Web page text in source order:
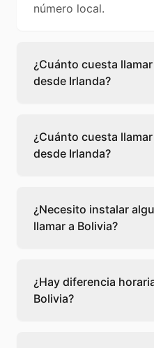
número local.
¿Cuánto cuesta
desde Irlanda?
cuesta 0,54 €/min
el precio exacto
sepas qué vas a gastar.
¿Cuánto cuesta
desde Irlanda?
cuesta 0,55 €/min
solo los minutos que
permanencia.
¿Necesito instalar
llamar a Bolivia?
desde tu navegador
conexión a internet y
directamente a Bolivia.
¿Hay diferencia
Bolivia?